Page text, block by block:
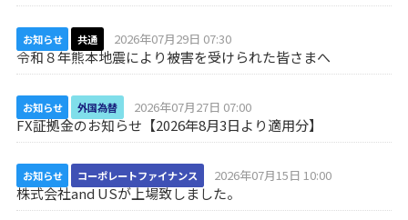
お知らせ 共通 2026年07月29日 07:30
令和８年熊本地震により被害を受けられた皆さまへ
お知らせ 外国為替 2026年07月27日 07:00
FX証拠金のお知らせ【2026年8月3日より適用分】
お知らせ コーポレートファイナンス 2026年07月15日 10:00
株式会社and USが上場致しました。